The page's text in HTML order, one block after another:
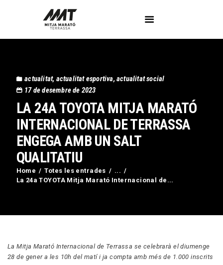
actualitat, actualitat esportiva,actualitat social
17 de desembre de 2023
LA 24A TOYOTA MITJA MARATÓ
INTERNACIONAL DE TERRASSA
ENGEGA AMB UN SALT
QUALITATIU
Home Totes les entrades
...
La 24a TOYOTA Mitja Marató Internacional de...
Voluntaris
Circuit Activa’t
Imatges
Curses
Blog
Contactar
La Mitja Marató Internacional de Terrassa se celebrarà el diumenge
28 de gener a les 10h del matí i ja compta amb més de 1.000 inscrits